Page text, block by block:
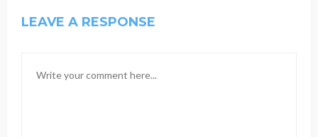
LEAVE A RESPONSE